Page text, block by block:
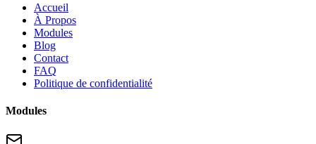
Accueil
À Propos
Modules
Blog
Contact
FAQ
Politique de confidentialité
Modules